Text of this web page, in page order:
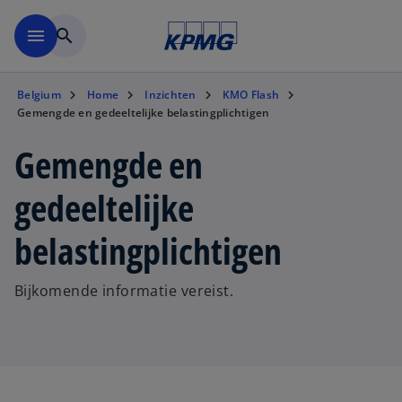
menu search
Belgium Home Inzichten
KMO Flash
Gemengde en gedeeltelijke belastingplichtigen
Gemengde en
gedeeltelijke
belastingplichtigen
Bijkomende informatie vereist.